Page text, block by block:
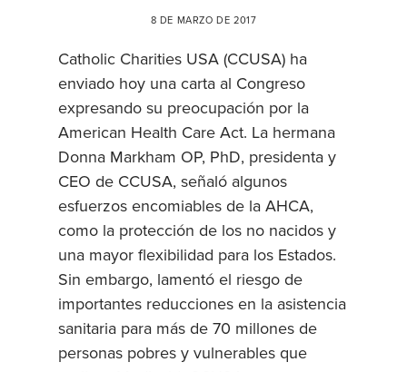
8 DE MARZO DE 2017
Catholic Charities USA (CCUSA) ha
enviado hoy una carta al Congreso
expresando su preocupación por la
American Health Care Act. La hermana
Donna Markham OP, PhD, presidenta y
CEO de CCUSA, señaló algunos
esfuerzos encomiables de la AHCA,
como la protección de los no nacidos y
una mayor flexibilidad para los Estados.
Sin embargo, lamentó el riesgo de
importantes reducciones en la asistencia
sanitaria para más de 70 millones de
personas pobres y vulnerables que